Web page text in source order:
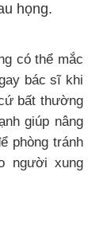
họng.
có thể mắc
bác sĩ khi
bất thường
giúp nâng
phòng tránh
người xung